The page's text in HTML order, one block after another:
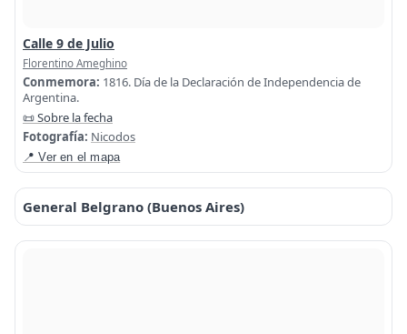
Calle 9 de Julio
Florentino Ameghino
Conmemora: 1816. Día de la Declaración de Independencia de
Argentina.
📜 Sobre la fecha
Fotografía: Nicodos
📍 Ver en el mapa
General Belgrano (Buenos Aires)